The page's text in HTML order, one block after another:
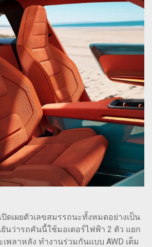
ปิดเผยตัวเลขสมรรถนะทั้งหมดอย่างเป็น
นว่ารถคันนี้ใช้มอเตอร์ไฟฟ้า 2 ตัว แยก
พลาหลัง ทำงานร่วมกันแบบ AWD เต็ม